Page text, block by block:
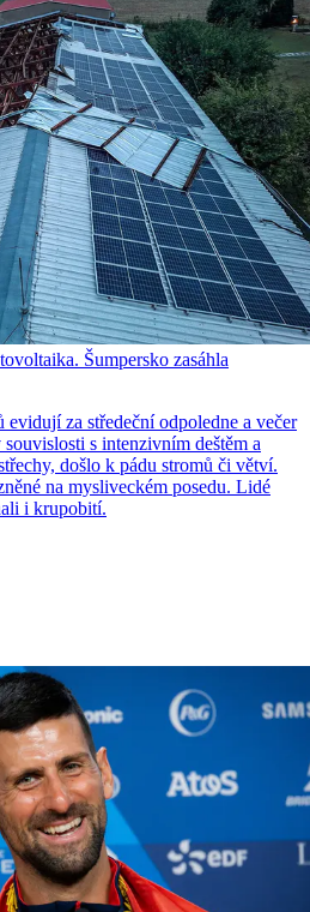
Šumpersko zasáhla
evidují za středeční odpoledne a večer
s intenzivním deštěm a
došlo k pádu stromů či větví.
na mysliveckém posedu. Lidé
i krupobití.